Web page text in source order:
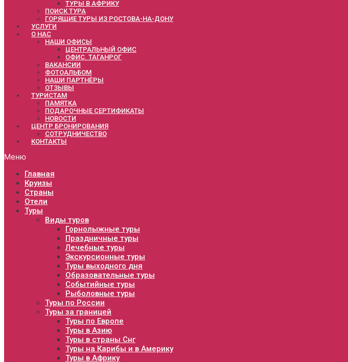
ТУРЫ В АФРИКУ
ПОИСК ТУРА
ГОРЯЩИЕ ТУРЫ ИЗ РОСТОВА-НА-ДОНУ
УСЛУГИ
О НАС
НАШИ ОФИСЫ
ЦЕНТРАЛЬНЫЙ ОФИС
ОФИС. ТАГАНРОГ
ВАКАНСИИ
ФОТОАЛЬБОМ
НАШИ ПАРТНЁРЫ
ОТЗЫВЫ
ТУРИСТАМ
ПАМЯТКА
ПОДАРОЧНЫЕ СЕРТИФИКАТЫ
НОВОСТИ
ЦЕНТР БРОНИРОВАНИЯ
СОТРУДНИЧЕСТВО
КОНТАКТЫ
Меню
Главная
Круизы
Страны
Отели
Туры
Виды туров
Горнолыжные туры
Праздничные туры
Лечебные туры
Экскурсионные туры
Туры выходного дня
Образовательные туры
Событийные туры
Рыболовные туры
Туры по России
Туры за границей
Туры по Европе
Туры в Азию
Туры в страны Снг
Туры на Карибы и в Америку
Туры в Африку